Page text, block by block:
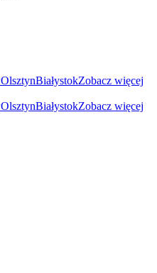
OlsztynBiałystokZobacz więcej
OlsztynBiałystokZobacz więcej